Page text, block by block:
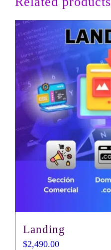
Landing
$2,490.00